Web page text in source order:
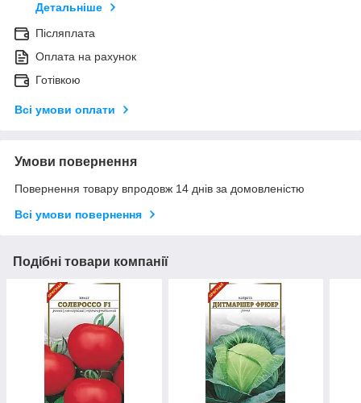
Детальніше
Післяплата
Оплата на рахунок
Готівкою
Всі умови оплати
Умови повернення
Повернення товару впродовж 14 днів за домовленістю
Всі умови повернення
Подібні товари компанії